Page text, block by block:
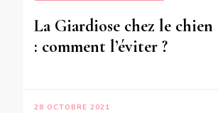
La Giardiose chez le
: comment l’éviter ?
28 OCTOBRE 2021